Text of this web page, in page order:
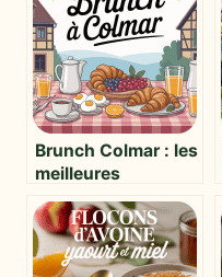
Brunch Colmar : les
meilleures
conseils pour
savourer votre
week-end